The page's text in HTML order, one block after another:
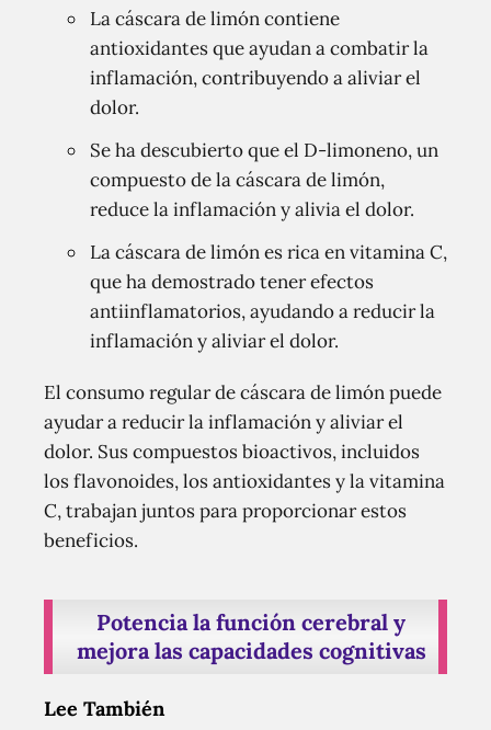
La cáscara de limón contiene
antioxidantes que ayudan a combatir la
inflamación, contribuyendo a aliviar el
dolor.
Se ha descubierto que el D-limoneno, un
compuesto de la cáscara de limón,
reduce la inflamación y alivia el dolor.
La cáscara de limón es rica en vitamina C,
que ha demostrado tener efectos
antiinflamatorios, ayudando a reducir la
inflamación y aliviar el dolor.
El consumo regular de cáscara de limón puede
ayudar a reducir la inflamación y aliviar el
dolor. Sus compuestos bioactivos, incluidos
los flavonoides, los antioxidantes y la vitamina
C, trabajan juntos para proporcionar estos
beneficios.
Potencia la función cerebral y
mejora las capacidades cognitivas
Lee También